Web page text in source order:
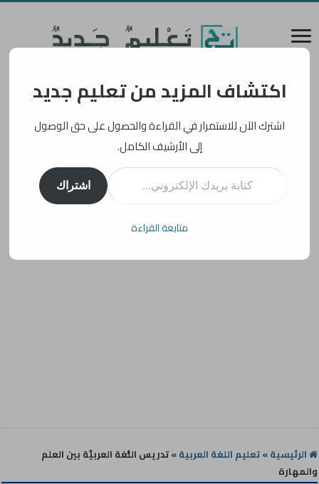
الرئيسية»تعليم اللغة العربية»تدريس اللُّغة العربيَّة بين العلم
والمهارة
اكتشاف المزيد من تعليم جديد
اشترك الآن للاستمرار في القراءة والحصول على حق الوصول
إلى الأرشيف الكامل.
كتابة بريدك الإلكتروني...
اشتراك
متابعة القراءة